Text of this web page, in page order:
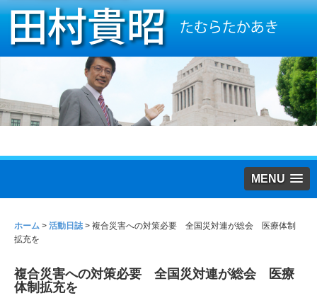
MENU
ホーム > 活動日誌> 複合災害への対策必要 全国災対連が総会 医療体制
拡充を
複合災害への対策必要 全国災対連が総会 医療
体制拡充を